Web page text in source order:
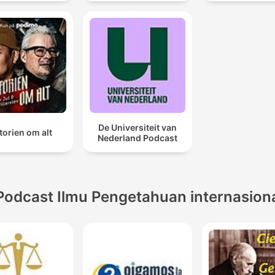
om alt
De Universiteit van
Nederland Podcast
Ilmu Pengetahuan